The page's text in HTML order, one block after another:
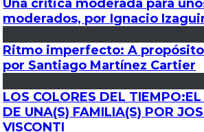
Una crítica moderada para
moderados, por Ignacio
Ritmo imperfecto: A
por Santiago Martínez Cartier
LOS COLORES DEL
DE UNA(S) FAMILIA(S) POR
VISCONTI